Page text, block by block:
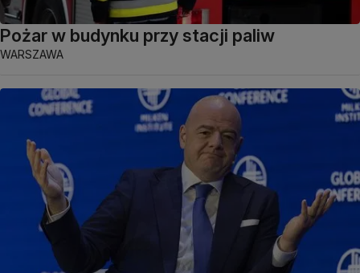
Pożar w budynku przy stacji paliw
WARSZAWA